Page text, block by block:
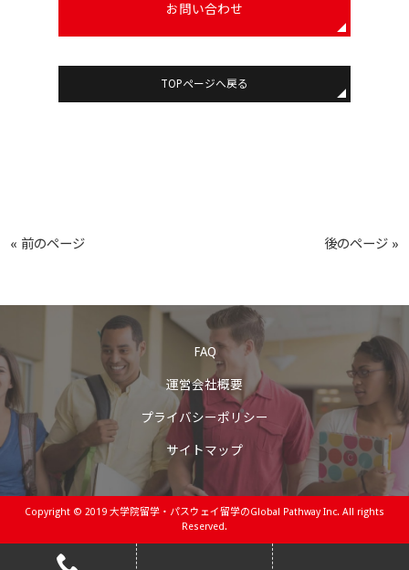
お問い合わせ
TOPページへ戻る
« 前のページ 後のページ »
FAQ
運営会社概要
プライバシーポリシー
サイトマップ
Copyright © 2019 大学院留学・パスウェイ留学のGlobal Pathway Inc. All rights
Reserved.